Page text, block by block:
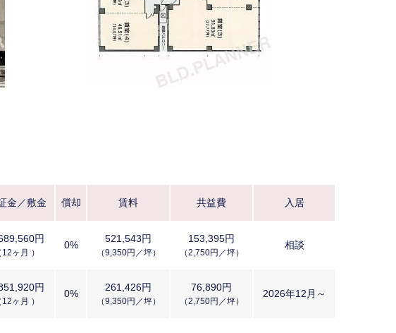
金／敷金 償却 賃料 共益費 入居
円
12ヶ月 ）
0%
521,543円
（9,350円／坪）
153,395円
（2,750円／坪）
相談
円
12ヶ月 ）
0%
261,426円
（9,350円／坪）
76,890円
（2,750円／坪）
2026年12月～